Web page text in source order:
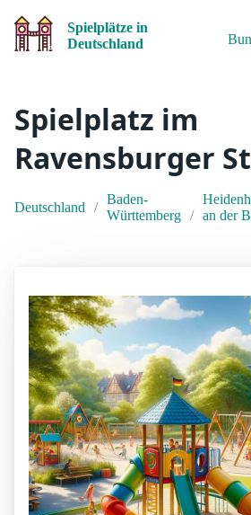
Spielplätze in
Deutschland
Spielplatz im
Ravensburger
Deutschland
Baden-
Württemberg
an der